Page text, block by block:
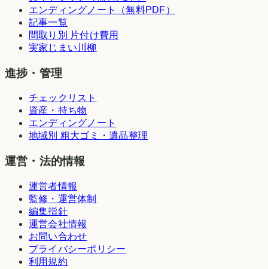
エンディングノート（無料PDF）
記事一覧
間取り別 片付け費用
実家じまい川柳
進捗・管理
チェックリスト
資産・持ち物
エンディングノート
地域別 粗大ゴミ・遺品整理
運営・法的情報
運営者情報
監修・運営体制
編集指針
運営会社情報
お問い合わせ
プライバシーポリシー
利用規約